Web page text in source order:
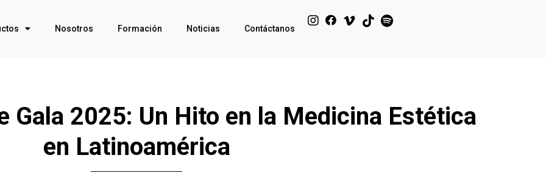
Nosotros Formación Noticias Contáctanos
Gala 2025: Un Hito en la Medicina Estética
en Latinoamérica